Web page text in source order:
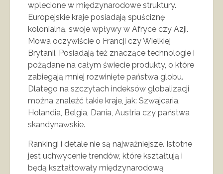
wplecione w międzynarodowe struktury.
Europejskie kraje posiadają spuściznę
kolonialną, swoje wpływy w Afryce czy Azji.
Mowa oczywiście o Francji czy Wielkiej
Brytanii. Posiadają też znaczące technologie i
pożądane na całym świecie produkty, o które
zabiegają mniej rozwinięte państwa globu.
Dlatego na szczytach indeksów globalizacji
można znaleźć takie kraje, jak: Szwajcaria,
Holandia, Belgia, Dania, Austria czy państwa
skandynawskie.
Rankingi i detale nie są najważniejsze. Istotne
jest uchwycenie trendów, które kształtują i
będą kształtowały międzynarodową